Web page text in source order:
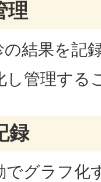
理
結果を記
し管理する
録
グラフ化